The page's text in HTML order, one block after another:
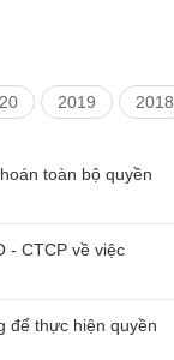
2019 2018
toàn bộ quyền
- CTCP về việc
để thực hiện quyền